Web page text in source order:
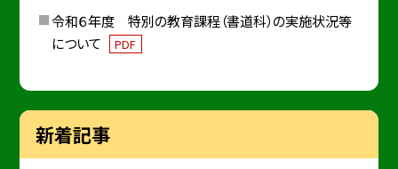
令和６年度 特別の教育課程（書道科）の実施状況等
について
PDF
新着記事